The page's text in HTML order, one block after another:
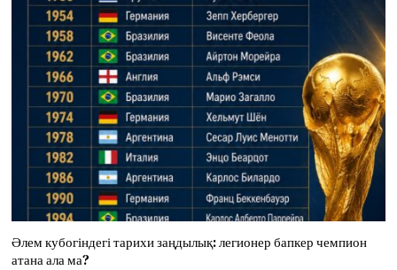
Әлем кубогіндегі тарихи заңдылық: легионер бапкер чемпион
атана ала ма?